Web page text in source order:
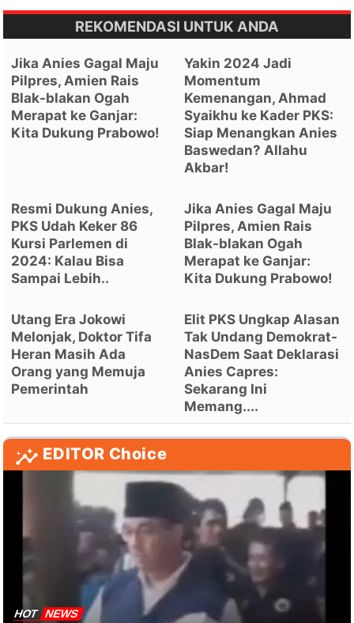
REKOMENDASI UNTUK ANDA
Jika Anies Gagal Maju
Pilpres, Amien Rais
Blak-blakan Ogah
Merapat ke Ganjar:
Kita Dukung Prabowo!
Yakin 2024 Jadi
Momentum
Kemenangan, Ahmad
Syaikhu ke Kader PKS:
Siap Menangkan Anies
Baswedan? Allahu
Akbar!
Resmi Dukung Anies,
PKS Udah Keker 86
Kursi Parlemen di
2024: Kalau Bisa
Sampai Lebih..
Jika Anies Gagal Maju
Pilpres, Amien Rais
Blak-blakan Ogah
Merapat ke Ganjar:
Kita Dukung Prabowo!
Utang Era Jokowi
Melonjak, Doktor Tifa
Heran Masih Ada
Orang yang Memuja
Pemerintah
Elit PKS Ungkap Alasan
Tak Undang Demokrat-
NasDem Saat Deklarasi
Anies Capres:
Sekarang Ini
Memang....
EDITOR Choice
HOT NEWS